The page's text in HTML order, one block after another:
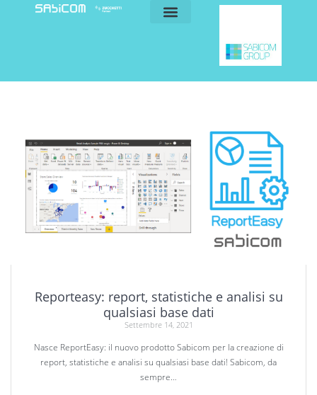
Reporteasy: report, statistiche e analisi su
qualsiasi base dati
Settembre 14, 2021
Nasce ReportEasy: il nuovo prodotto Sabicom per la creazione di
report, statistiche e analisi su qualsiasi base dati! Sabicom, da
sempre…